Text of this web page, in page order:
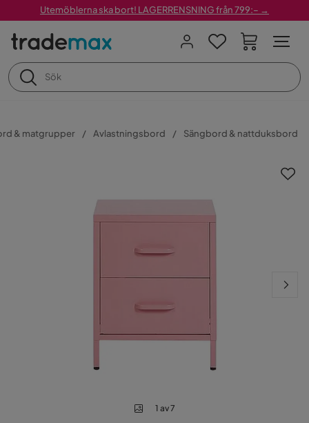
Utemöblerna ska bort! LAGERRENSNING från 799:– →
& matgrupper Avlastningsbord Sängbord & nattduksbord
1 av 7